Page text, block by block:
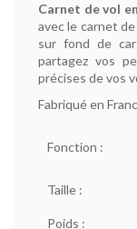
Carnet de vol
avec le carnet
sur fond de
partagez vos
précises de vos
Fabriqué en
Fonction :
Taille :
Poids :